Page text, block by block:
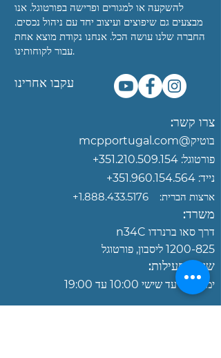
להשקעה או למגורים ופרישה בפורטוגל. אנו
מבצעים גם שיפוצים ועיצוב יחד עם ניהול נכסים.
החברה שלנו עושה הכל. אנחנו נקודת מוצא אחת
עבור לקוחותינו.
עקבו אחרינו
צרו קשר:
בוטיק@mcpportugal.com‏
פורטוגל: 351.210.509.154
+
נייד: 351.960.154.564+
ארצות הברית:
‎+1.888.433.5176
משרד:
דרך סאו ברנרדו n34C
1200-825 ליסבון, פורטוגל
שעות פעילות:
ימים שני עד שישי 10:00 עד 19:00